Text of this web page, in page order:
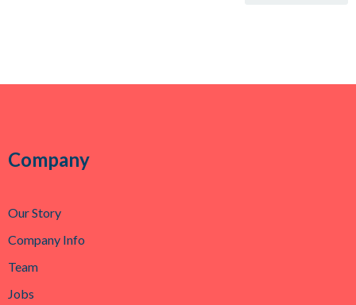
Company
Our Story
Company Info
Team
Jobs